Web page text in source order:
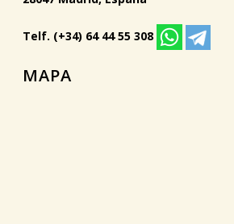
Telf. (+34) 64 44 55 308
MAPA